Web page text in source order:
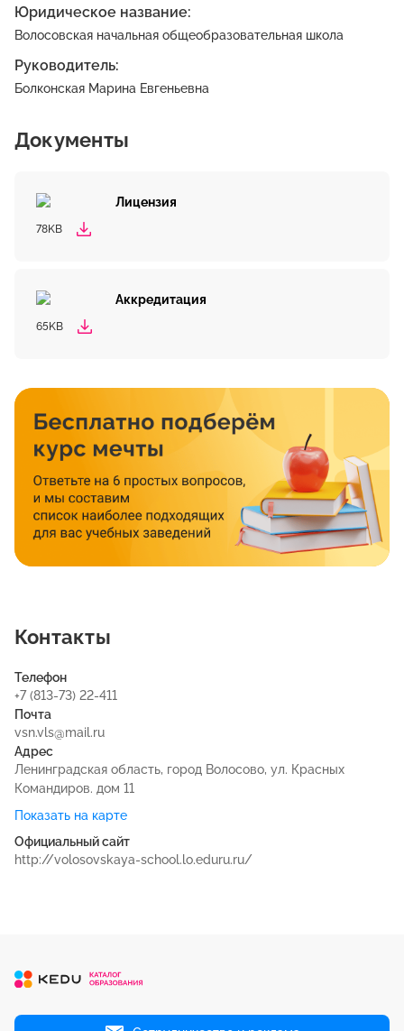
Юридическое название:
Волосовская начальная общеобразовательная школа
Руководитель:
Болконская Марина Евгеньевна
Документы
Лицензия
78KB
Аккредитация
65KB
Контакты
Телефон
+7 (813-73) 22-411
Почта
vsn.vls@mail.ru
Адрес
Ленинградская область, город Волосово, ул. Красных
Командиров. дом 11
Показать на карте
Официальный сайт
http://volosovskaya-school.lo.eduru.ru/